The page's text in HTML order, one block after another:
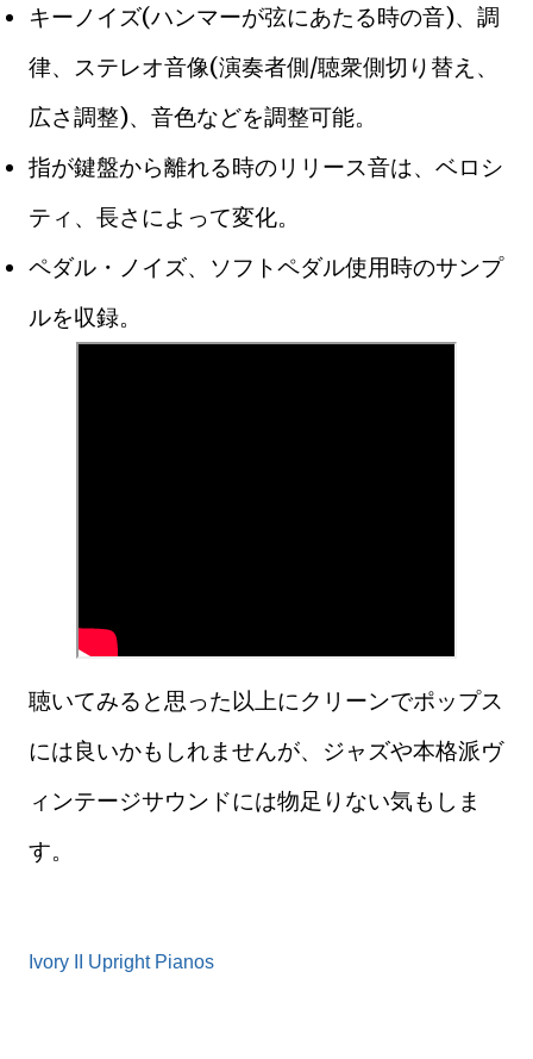
キーノイズ(ハンマーが弦にあたる時の音)、調
律、ステレオ音像(演奏者側/聴衆側切り替え、
広さ調整)、音色などを調整可能。
指が鍵盤から離れる時のリリース音は、ベロシ
ティ、長さによって変化。
ペダル・ノイズ、ソフトペダル使用時のサンプ
ルを収録。
聴いてみると思った以上にクリーンでポップス
には良いかもしれませんが、ジャズや本格派ヴ
ィンテージサウンドには物足りない気もしま
す。
Ivory II Upright Pianos